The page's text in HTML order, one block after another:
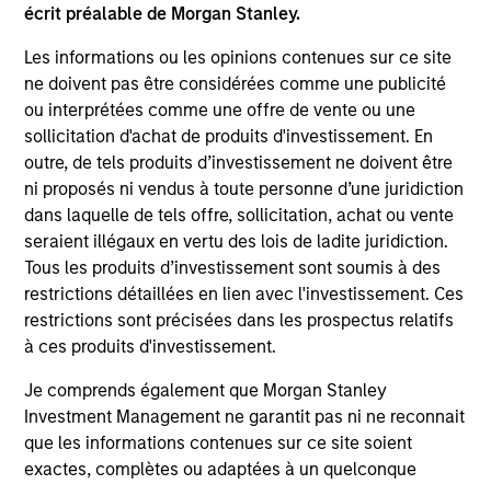
écrit préalable de Morgan Stanley.
Les informations ou les opinions contenues sur ce site
ne doivent pas être considérées comme une publicité
ou interprétées comme une offre de vente ou une
sollicitation d'achat de produits d'investissement. En
outre, de tels produits d’investissement ne doivent être
ni proposés ni vendus à toute personne d’une juridiction
dans laquelle de tels offre, sollicitation, achat ou vente
seraient illégaux en vertu des lois de ladite juridiction.
Tous les produits d’investissement sont soumis à des
restrictions détaillées en lien avec l'investissement. Ces
restrictions sont précisées dans les prospectus relatifs
à ces produits d'investissement.
Je comprends également que Morgan Stanley
Investment Management ne garantit pas ni ne reconnait
que les informations contenues sur ce site soient
exactes, complètes ou adaptées à un quelconque
ARTICLE
2026 Russell Reconstitution: A New
Lens on Growth, Value and Active
Management
The 2026 Russell Reconstitution highlights a
broader shift in today’s market: the traditional
lines between Growth and Value are becoming
less distinct. Learn what Eaton Vance
investment teams think that means for
portfolio construction, diversification and
where they see opportunities for active
investors.
03-AUG-2026